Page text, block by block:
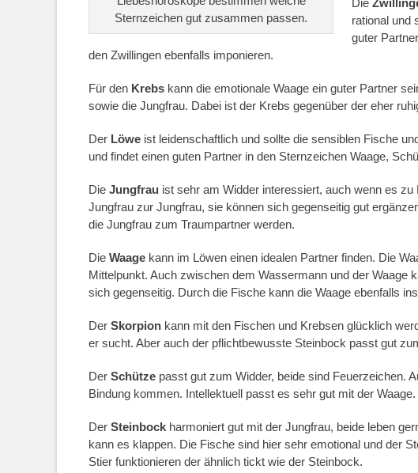
Sternzeichen gut zusammen passen.
Die
rational und
guter
den Zwillingen ebenfalls imponieren.
Für den Krebs kann die emotionale Waage ein guter Partner
sowie die Jungfrau. Dabei ist der Krebs gegenüber der eher
Der Löwe ist leidenschaftlich und sollte die sensiblen Fische
und findet einen guten Partner in den Sternzeichen Waage,
Die Jungfrau ist sehr am Widder interessiert, auch wenn es
Jungfrau zur Jungfrau, sie können sich gegenseitig gut
die Jungfrau zum Traumpartner werden.
Die Waage kann im Löwen einen idealen Partner finden. Die
Mittelpunkt. Auch zwischen dem Wassermann und der Waage
sich gegenseitig. Durch die Fische kann die Waage ebenfalls
Der Skorpion kann mit den Fischen und Krebsen glücklich
er sucht. Aber auch der pflichtbewusste Steinbock passt gut
Der Schütze passt gut zum Widder, beide sind Feuerzeichen.
Bindung kommen. Intellektuell passt es sehr gut mit der Waage.
Der Steinbock harmoniert gut mit der Jungfrau, beide leben
kann es klappen. Die Fische sind hier sehr emotional und der
Stier funktionieren der ähnlich tickt wie der Steinbock.